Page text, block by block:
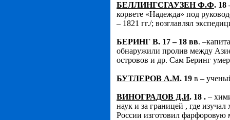
БЕЛЛИНГСГАУЗЕН Ф.Ф. 18
корвете «Надежда» под
– 1821 гг./; возглавлял
БЕРИНГ В. 17 – 18 вв.
обнаружили пролив между
островов и др. Сам Беринг
БУТЛЕРОВ А.М. 19 в –
ВИНОГРАДОВ Д.И. 18 . –
наук и за границей , где
России изготовил фарфоровую